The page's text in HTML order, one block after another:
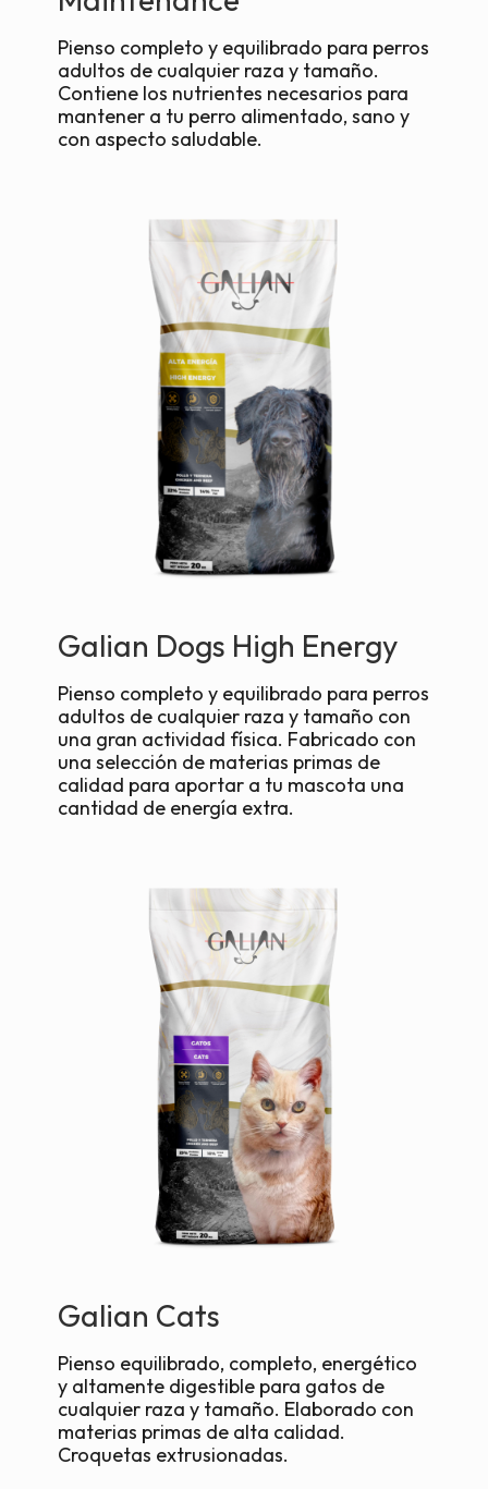
Pienso completo y equilibrado para perros
adultos de cualquier raza y tamaño.
Contiene los nutrientes necesarios para
mantener a tu perro alimentado, sano y
con aspecto saludable.
Galian Dogs High Energy
Pienso completo y equilibrado para perros
adultos de cualquier raza y tamaño con
una gran actividad física. Fabricado con
una selección de materias primas de
calidad para aportar a tu mascota una
cantidad de energía extra.
Galian Cats
Pienso equilibrado, completo, energético
y altamente digestible para gatos de
cualquier raza y tamaño. Elaborado con
materias primas de alta calidad.
Croquetas extrusionadas.